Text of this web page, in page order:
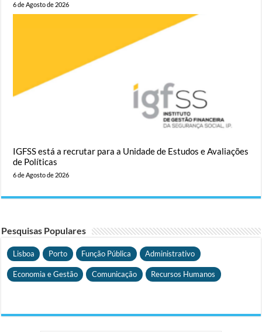
6 de Agosto de 2026
IGFSS está a recrutar para a Unidade de Estudos e Avaliações
de Políticas
6 de Agosto de 2026
Pesquisas Populares
Lisboa Porto Função Pública Administrativo
Economia e Gestão Comunicação Recursos Humanos